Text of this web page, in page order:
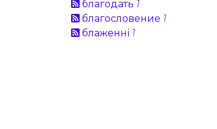
благодать 1
благословение 1
блаженні 1